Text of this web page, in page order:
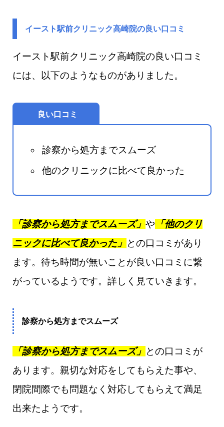
イースト駅前クリニック高崎院の良い口コミ
イースト駅前クリニック高崎院の良い口コミ
には、以下のようなものがありました。
良い口コミ
診察から処方までスムーズ
他のクリニックに比べて良かった
「診察から処方までスムーズ」 や 「他のクリ
ニックに比べて良かった」 との口コミがあり
ます。待ち時間が無いことが良い口コミに繋
がっているようです。詳しく見ていきます。
診察から処方までスムーズ
「診察から処方までスムーズ」 との口コミが
あります。親切な対応をしてもらえた事や、
閉院間際でも問題なく対応してもらえて満足
出来たようです。